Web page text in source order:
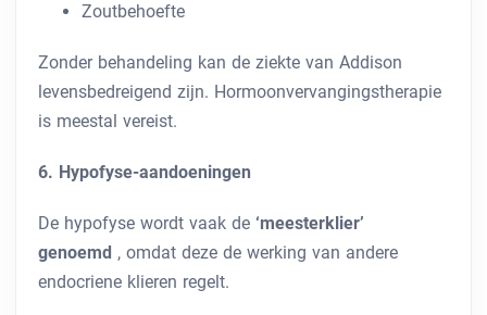
Zoutbehoefte
Zonder behandeling kan de ziekte van Addison
levensbedreigend zijn. Hormoonvervangingstherapie
is meestal vereist.
6. Hypofyse-aandoeningen
De hypofyse wordt vaak de ‘meesterklier’
genoemd , omdat deze de werking van andere
endocriene klieren regelt.